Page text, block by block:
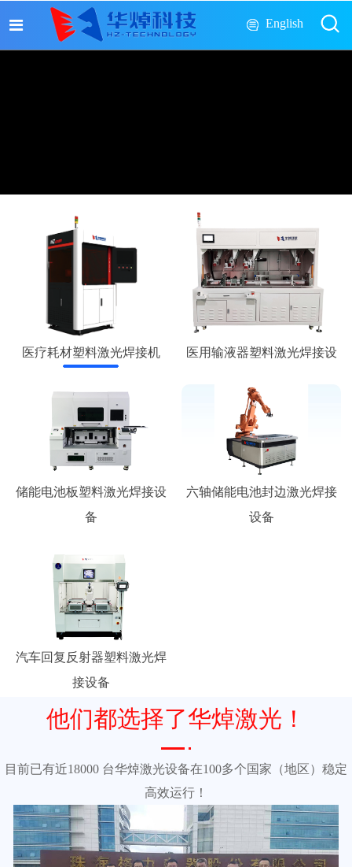
English
医疗耗材塑料激光焊接机 医用输液器塑料激光焊接设
储能电池板塑料激光焊接设
备
六轴储能电池封边激光焊接
设备
汽车回复反射器塑料激光焊
接设备
他们都选择了华焯激光！
目前已有近18000 台华焯激光设备在100多个国家（地区）稳定
高效运行！